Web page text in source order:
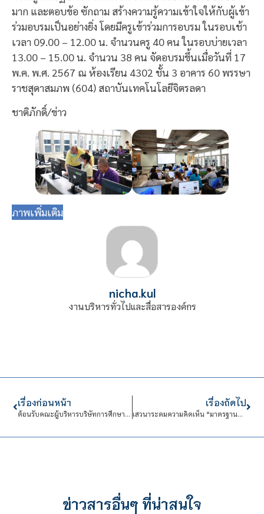
มาก และตอบข้อ ซักถาม สร้างความรู้ความเข้าใจให้กับผู้เข้า
ร่วมอบรมเป็นอย่างยิ่ง โดยมีครูเข้าร่วมการอบรม ในรอบเช้า
เวลา 09.00 – 12.00 น. จำนวนครู 40 คน ในรอบบ่ายเวลา
13.00 – 15.00 น. จำนวน 38 คน จัดอบรมขึ้นเมื่อวันที่ 17
พ.ค. พ.ศ. 2567 ณ ห้องเรียน 4302 ชั้น 3 อาคาร 60 พรรษา
ราชสุดาสมภพ (604) สถาบันเทคโนโลยีจิตรลดา
ชาติภักดิ์/ข่าว
ภาพเพิ่มเติม
nicha.kul
งานบริหารทั่วไปและสื่อสารองค์กร
เรื่องก่อนหน้า
ต้อนรับคณะผู้บริหารบริษัทการศึกษานานาชาติถังฟง กรุ๊ป และ บริษัท ถัง อินเตอร์เนชั่นแนล เอ็ดดูเคชั่นแอนด์เทคโนโลยี จำกัด
เรื่องถัดไป
เสวนาระดมความคิดเห็น “มาตรฐานและความปลอดภัยในการใช้งานและทำงานกับยานยนต์ไฟฟ้าที่มีระบบไฟฟ้าแรงดันสูง”
ข่าวสารอื่นๆ ที่น่าสนใจ